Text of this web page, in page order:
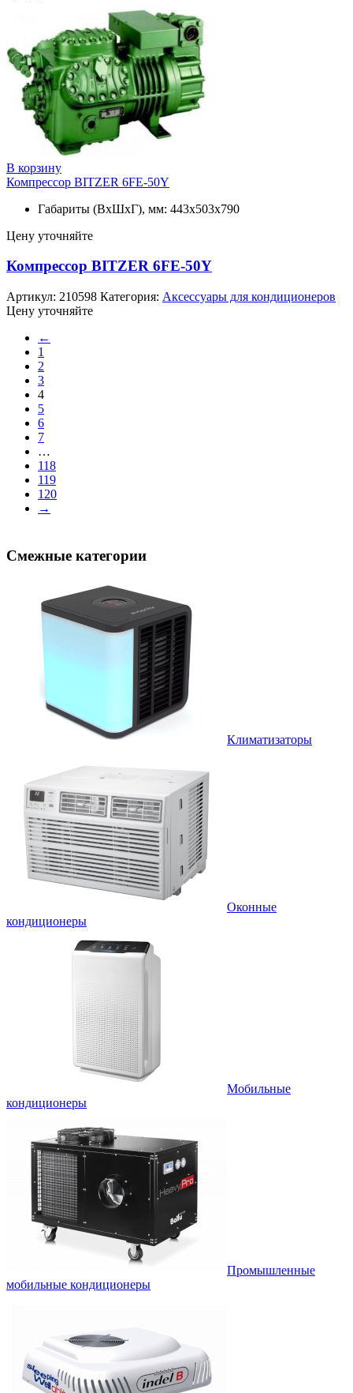
В корзину
Компрессор BITZER 6FE-50Y
Габариты (ВхШхГ), мм: 443х503х790
Цену уточняйте
Компрессор BITZER 6FE-50Y
Артикул: 210598 Категория: Аксессуары для кондиционеров
Цену уточняйте
←
1
2
3
4
5
6
7
…
118
119
120
→
Смежные категории
Климатизаторы
Оконные
кондиционеры
Мобильные
кондиционеры
Промышленные
мобильные кондиционеры